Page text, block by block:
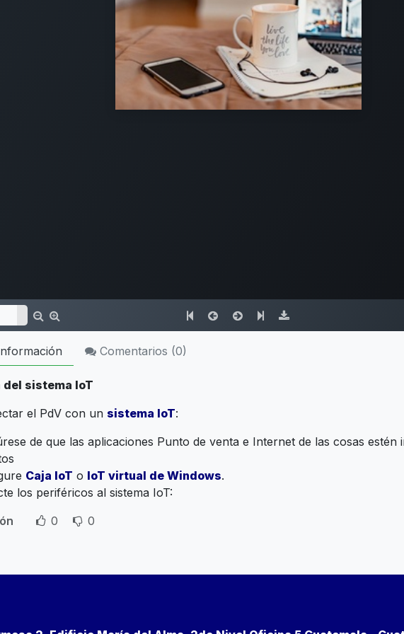
Comentarios (0)
del sistema IoT
el PdV con un sistema IoT:
de que las aplicaciones Punto de venta e Internet de las cosas estén
Caja IoT o IoT virtual de Windows.
los periféricos al sistema IoT:
0 0